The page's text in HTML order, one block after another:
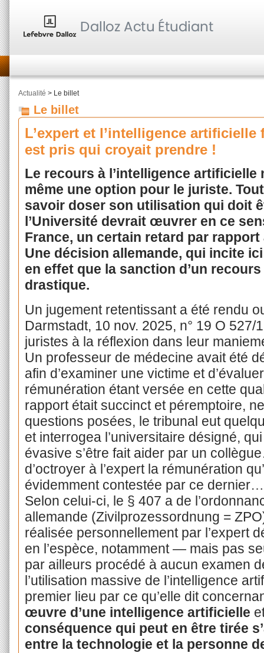
Actualité > Le billet
Le billet
L’expert et l’intelligence artificielle
est pris qui croyait prendre !
Le recours à l’intelligence artificielle
même une option pour le juriste.
savoir doser son utilisation qui doit
l’Université devrait œuvrer en ce
France, un certain retard par rapport
Une décision allemande, qui incite
en effet que la sanction d’un
drastique.
Un jugement retentissant a été rendu
Darmstadt, 10 nov. 2025, n° 19 O
juristes à la réflexion dans leur
Un professeur de médecine avait été
afin d’examiner une victime et
rémunération étant versée en cette
rapport était succinct et péremptoire,
questions posées, le tribunal eut
et interrogea l’universitaire désigné,
évasive s’être fait aider par un
d’octroyer à l’expert la rémunération
évidemment contestée par ce
Selon celui-ci, le § 407 a de
allemande (Zivilprozessordnung =
réalisée personnellement par l’expert
en l’espèce, notamment — mais pas
par ailleurs procédé à aucun examen
l’utilisation massive de l’intelligence
premier lieu par ce qu’elle dit
œuvre d’une intelligence artificielle
conséquence qui peut en être tirée
entre la technologie et la personne